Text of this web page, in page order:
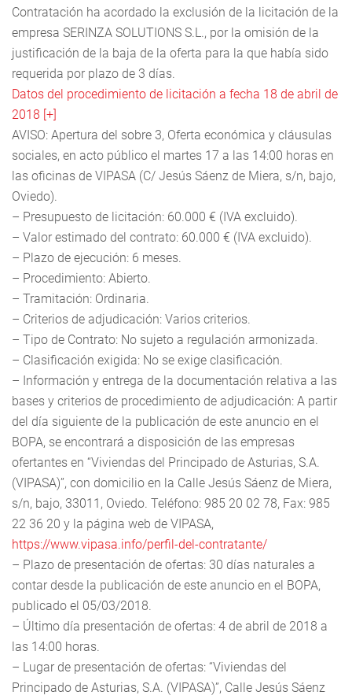
Contratación ha acordado la exclusión de la licitación de la
empresa SERINZA SOLUTIONS S.L., por la omisión de la
justificación de la baja de la oferta para la que había sido
requerida por plazo de 3 días.
Datos del procedimiento de licitación a fecha 18 de abril de
2018 [+]
AVISO: Apertura del sobre 3, Oferta económica y cláusulas
sociales, en acto público el martes 17 a las 14:00 horas en
las oficinas de VIPASA (C/ Jesús Sáenz de Miera, s/n, bajo,
Oviedo).
– Presupuesto de licitación: 60.000 € (IVA excluido).
– Valor estimado del contrato: 60.000 € (IVA excluido).
– Plazo de ejecución: 6 meses.
– Procedimiento: Abierto.
– Tramitación: Ordinaria.
– Criterios de adjudicación: Varios criterios.
– Tipo de Contrato: No sujeto a regulación armonizada.
– Clasificación exigida: No se exige clasificación.
– Información y entrega de la documentación relativa a las
bases y criterios de procedimiento de adjudicación: A partir
del día siguiente de la publicación de este anuncio en el
BOPA, se encontrará a disposición de las empresas
ofertantes en “Viviendas del Principado de Asturias, S.A.
(VIPASA)”, con domicilio en la Calle Jesús Sáenz de Miera,
s/n, bajo, 33011, Oviedo. Teléfono: 985 20 02 78, Fax: 985
22 36 20 y la página web de VIPASA,
https://www.vipasa.info/perfil-del-contratante/
– Plazo de presentación de ofertas: 30 días naturales a
contar desde la publicación de este anuncio en el BOPA,
publicado el 05/03/2018.
– Último día presentación de ofertas: 4 de abril de 2018 a
las 14:00 horas.
– Lugar de presentación de ofertas: “Viviendas del
Principado de Asturias, S.A. (VIPASA)”, Calle Jesús Sáenz